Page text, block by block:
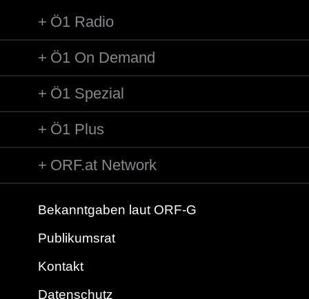
Ö1 Radio
Ö1 On Demand
Ö1 Spezial
Ö1 Plus
ORF.at Network
Bekanntgaben laut ORF-G
Publikumsrat
Kontakt
Datenschutz